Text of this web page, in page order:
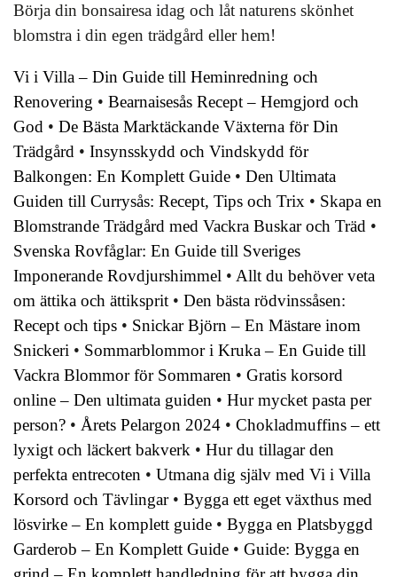
Börja din bonsairesa idag och låt naturens skönhet
blomstra i din egen trädgård eller hem!
Vi i Villa – Din Guide till Heminredning och
Renovering • Bearnaisesås Recept – Hemgjord och
God • De Bästa Marktäckande Växterna för Din
Trädgård • Insynsskydd och Vindskydd för
Balkongen: En Komplett Guide • Den Ultimata
Guiden till Currysås: Recept, Tips och Trix • Skapa en
Blomstrande Trädgård med Vackra Buskar och Träd •
Svenska Rovfåglar: En Guide till Sveriges
Imponerande Rovdjurshimmel • Allt du behöver veta
om ättika och ättiksprit • Den bästa rödvinssåsen:
Recept och tips • Snickar Björn – En Mästare inom
Snickeri • Sommarblommor i Kruka – En Guide till
Vackra Blommor för Sommaren • Gratis korsord
online – Den ultimata guiden • Hur mycket pasta per
person? • Årets Pelargon 2024 • Chokladmuffins – ett
lyxigt och läckert bakverk • Hur du tillagar den
perfekta entrecoten • Utmana dig själv med Vi i Villa
Korsord och Tävlingar• Bygga ett eget växthus med
lösvirke – En komplett guide • Bygga en Platsbyggd
Garderob – En Komplett Guide • Guide: Bygga en